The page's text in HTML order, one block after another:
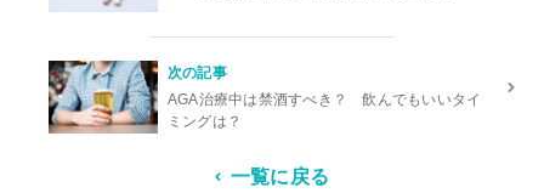
次の記事
AGA治療中は禁酒すべき？ 飲んでもいいタイ
ミングは？
一覧に戻る